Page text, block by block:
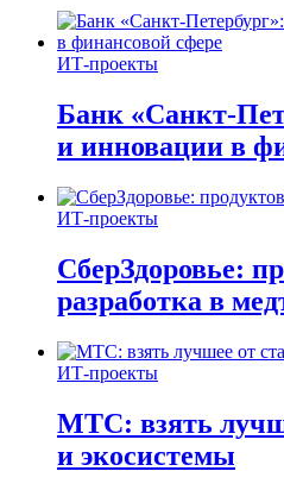
ИТ-проекты
Банк «Санкт-
и инновации в
ИТ-проекты
СберЗдоровье:
разработка в
ИТ-проекты
МТС: взять
и экосистемы